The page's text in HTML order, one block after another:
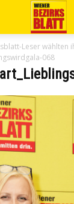
Leser wählten
068